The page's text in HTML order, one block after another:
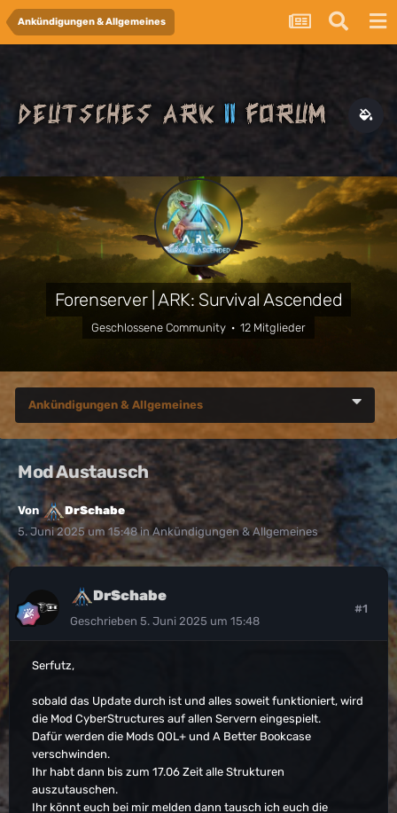
Ankündigungen & Allgemeines
Forenserver | ARK: Survival Ascended
Geschlossene Community · 12 Mitglieder
Ankündigungen & Allgemeines
Mod Austausch
Von
DrSchabe
5. Juni 2025 um 15:48in Ankündigungen & Allgemeines
DrSchabe
Geschrieben 5. Juni 2025 um 15:48
#1
Serfutz,
sobald das Update durch ist und alles soweit funktioniert, wird
die Mod CyberStructures auf allen Servern eingespielt.
Dafür werden die Mods QOL+ und A Better Bookcase
verschwinden.
Ihr habt dann bis zum 17.06 Zeit alle Strukturen
auszutauschen.
Ihr könnt euch bei mir melden dann tausch ich euch die